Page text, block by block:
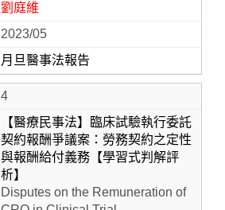
劉庭維
2023/05
月旦醫事法報告
4
【醫療民事法】臨床試驗執行委託
契約報酬爭議案：勞務契約之定性
與報酬給付義務【學習式判解評
析】
Disputes on the Remuneration of